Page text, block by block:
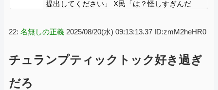
提出してください」 X民「は？怪しすぎんだ
る・・・
22: 名無しの正義 2025/08/20(水) 09:13:13.37 ID:zmM2heHR0
チュランプティックトック好き過ぎ
だろ